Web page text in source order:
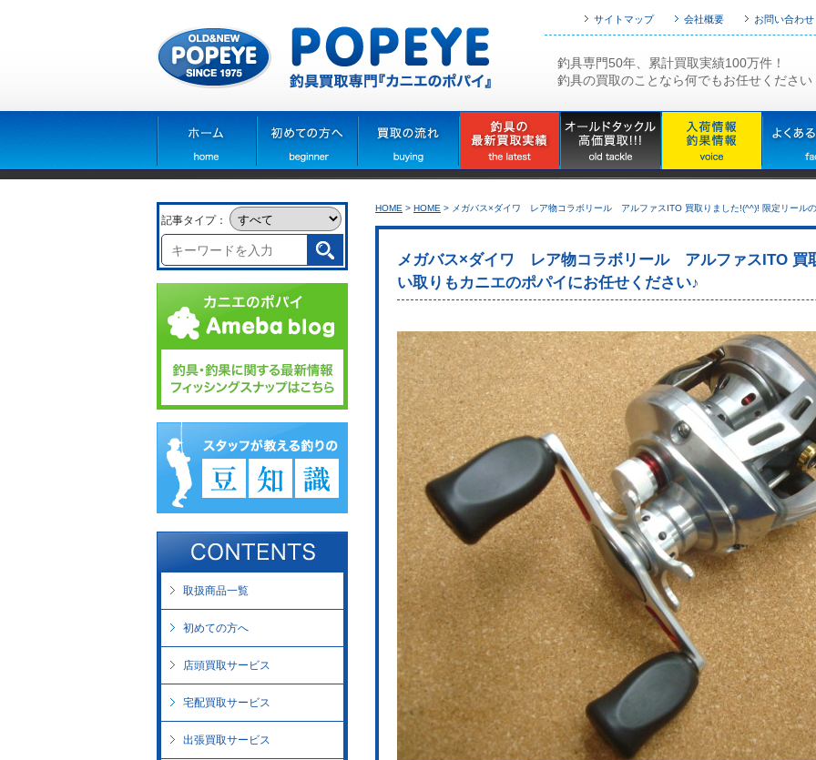
サイトマップ 会社概要 お問い合わせ
釣具専門50年、累計買取実績100万件！
釣具の買取のことなら何でもお任せください
HOME > HOME > メガバス×ダイワ レア物コラボリール アルファスITO 買取りました!(^^)! 限定リール
メガバス×ダイワ レア物コラボリール アルファスITO 買
い取りもカニエのポパイにお任せください♪
記事タイプ：
取扱商品一覧
初めての方へ
店頭買取サービス
宅配買取サービス
出張買取サービス